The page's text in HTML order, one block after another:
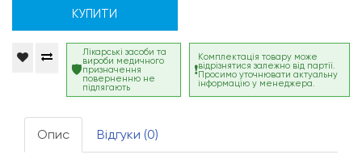
КУПИТИ
Лікарські засоби та
вироби медичного
призначення
поверненню не
підлягають
Комплектація товару може
відрізнятися залежно від партії.
Просимо уточнювати актуальну
інформацію у менеджера.
Опис Відгуки (0)